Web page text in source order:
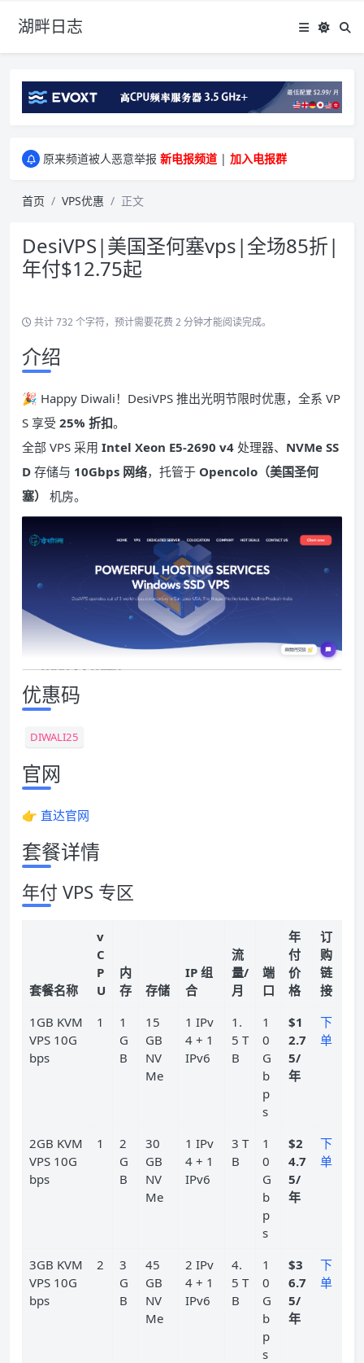
湖畔日志
greenwebpage|香港|日本|新加坡|美国等多地vps测评|移动直连|1Gbps带宽|年付€29
原来频道被人恶意举报 新电报频道 | 加入电报群
首页 VPS优惠 正文
DesiVPS|美国圣何塞vps|全场85折|
年付$12.75起
共计 732 个字符，预计需要花费 2 分钟才能阅读完成。
介绍
🎉 Happy Diwali！DesiVPS 推出光明节限时优惠，全系 VP
S 享受 25% 折扣。
全部 VPS 采用 Intel Xeon E5-2690 v4 处理器、 NVMe SS
D 存储与 10Gbps 网络，托管于 Opencolo（美国圣何
塞）
机房。
优惠码
DIWALI25
官网
👉 直达官网
套餐详情
年付 VPS 专区
套餐名称
v
C
P
U
内
存
存储
IP 组
合
流
量/
月
端
口
年
付
价
格
订
购
链
接
1GB KVM
VPS 10G
bps
1
1
G
B
15
GB
NV
Me
1 IPv
4 + 1
IPv6
1.
5 T
B
1
0
G
b
p
s
$1
2.7
5/
年
下
单
2GB KVM
VPS 10G
bps
1
2
G
B
30
GB
NV
Me
1 IPv
4 + 1
IPv6
3 T
B
1
0
G
b
p
s
$2
4.7
5/
年
下
单
3GB KVM
VPS 10G
bps
2
3
G
B
45
GB
NV
Me
2 IPv
4 + 1
IPv6
4.
5 T
B
1
0
G
b
p
s
$3
6.7
5/
年
下
单